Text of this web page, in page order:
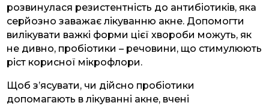
розвинулася резистентність до антибіотиків, яка
серйозно заважає лікуванню акне. Допомогти
вилікувати важкі форми цієї хвороби можуть, як
не дивно, пробіотики – речовини, що стимулюють
ріст корисної мікрофлори.
Щоб з’ясувати, чи дійсно пробіотики
допомагають в лікуванні акне, вчені